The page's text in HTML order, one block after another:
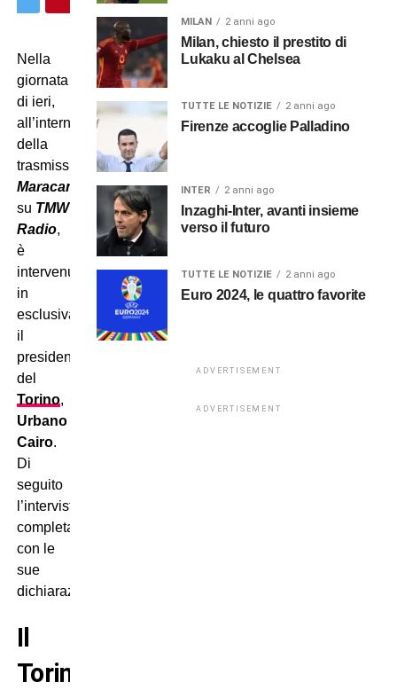
Nella
giornata
di ieri,
all’interno
della
trasmissione
Maracanà
su TMW
Radio,
è
intervenuto
in
esclusiva
il
presidente
del
Torino,
Urbano
Cairo.
Di
seguito
l’intervista
completa,
con le
sue
dichiarazioni.
Il
Torino,
MILAN 2 anni ago
Milan, chiesto il prestito di
Lukaku al Chelsea
TUTTE LE NOTIZIE 2 anni ago
Firenze accoglie Palladino
INTER 2 anni ago
Inzaghi-Inter, avanti insieme
verso il futuro
TUTTE LE NOTIZIE 2 anni ago
Euro 2024, le quattro favorite
ADVERTISEMENT
ADVERTISEMENT